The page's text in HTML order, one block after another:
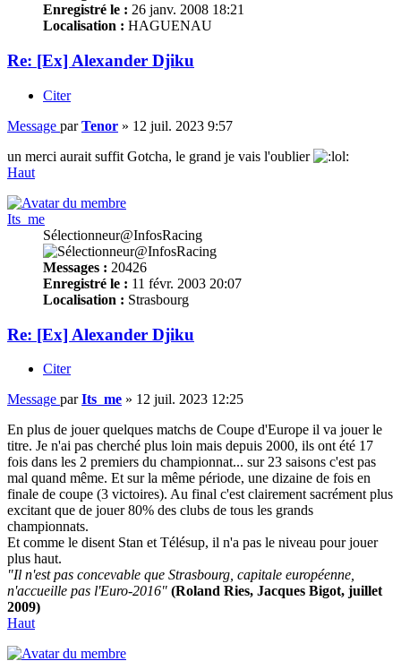
Enregistré le : 26 janv. 2008 18:21
Localisation : HAGUENAU
Re: [Ex] Alexander Djiku
Citer
Message parTenor » 12 juil. 2023 9:57
un merci aurait suffit Gotcha, le grand je vais l'oublier
Haut
Its_me
Sélectionneur@InfosRacing
Messages : 20426
Enregistré le : 11 févr. 2003 20:07
Localisation : Strasbourg
Re: [Ex] Alexander Djiku
Citer
Message parIts_me » 12 juil. 2023 12:25
En plus de jouer quelques matchs de Coupe d'Europe il va jouer le
titre. Je n'ai pas cherché plus loin mais depuis 2000, ils ont été 17
fois dans les 2 premiers du championnat... sur 23 saisons c'est pas
mal quand même. Et sur la même période, une dizaine de fois en
finale de coupe (3 victoires). Au final c'est clairement sacrément plus
excitant que de jouer 80% des clubs de tous les grands
championnats.
Et comme le disent Stan et Télésup, il n'a pas le niveau pour jouer
plus haut.
"Il n'est pas concevable que Strasbourg, capitale européenne,
n'accueille pas l'Euro-2016" (Roland Ries, Jacques Bigot, juillet
2009)
Haut